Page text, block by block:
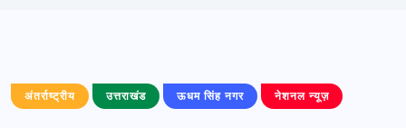
अंतर्राष्ट्रीय उत्तराखंड ऊधम सिंह नगर नेशनल न्यूज़